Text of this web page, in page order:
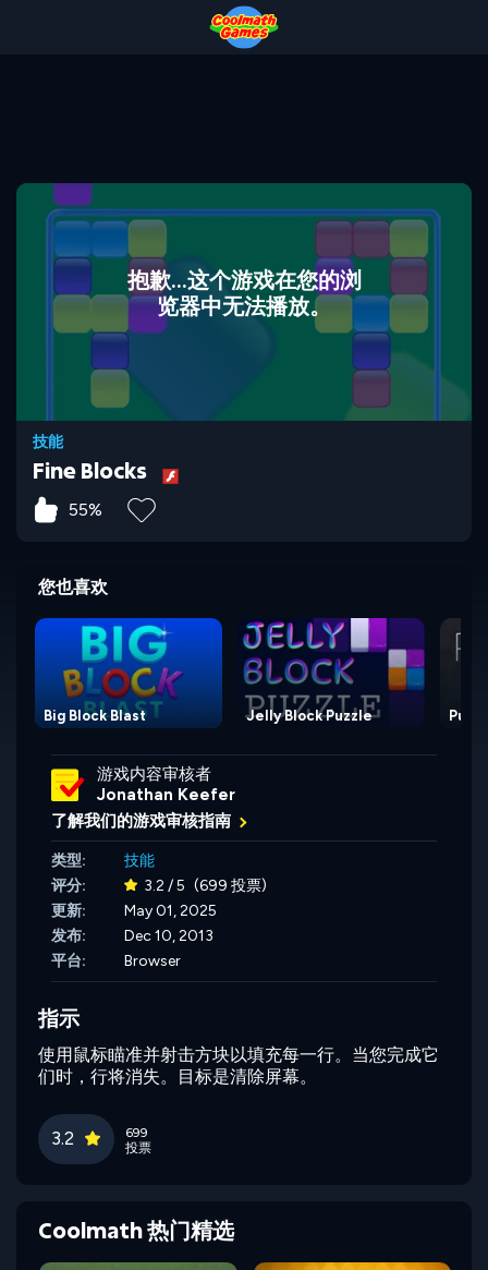
抱歉...这个游戏在您的浏
览器中无法播放。
技能
Fine Blocks
55%
您也喜欢
Big Block Blast Jelly Block Puzzle
游戏内容审核者
Jonathan Keefer
了解我们的游戏审核指南
类型:
技能
评分:
3.2 / 5 (699 投票)
更新:
May 01, 2025
发布:
Dec 10, 2013
平台:
Browser
指示
使用鼠标瞄准并射击方块以填充每一行。当您完成它
们时，行将消失。目标是清除屏幕。
3.2
699
投票
Coolmath 热门精选